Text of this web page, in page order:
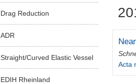
Drag Reduction
ADR
Straight/Curved Elastic Vessel
EDIH Rheinland
Acta